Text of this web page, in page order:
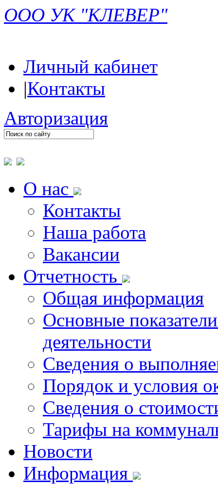
ООО УК "КЛЕВЕР"
Личный кабинет
|Контакты
Авторизация
О нас
Контакты
Наша работа
Вакансии
Отчетность
Общая информация
Основные
деятельности
Сведения о
Порядок и условия
Сведения о
Тарифы на
Новости
Информация